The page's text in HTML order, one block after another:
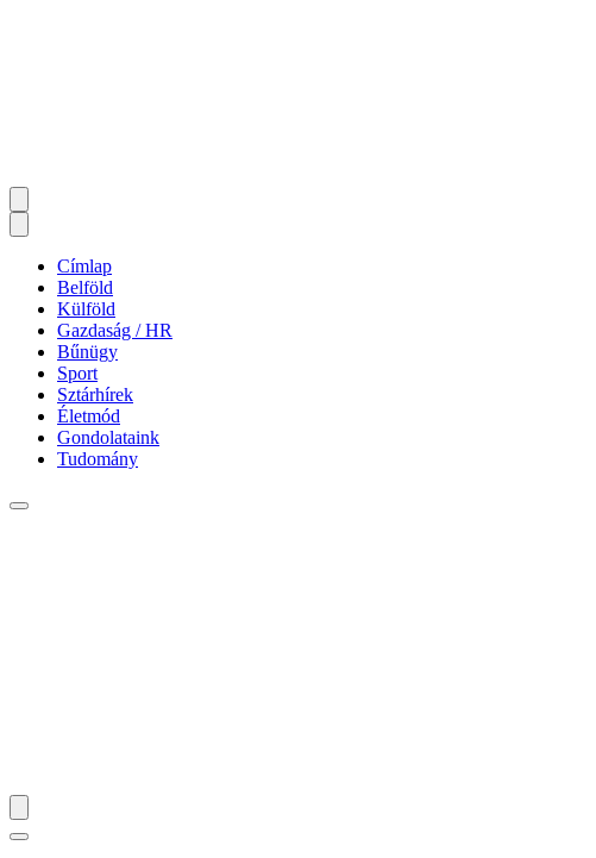
Címlap
Belföld
Külföld
Gazdaság / HR
Bűnügy
Sport
Sztárhírek
Életmód
Gondolataink
Tudomány